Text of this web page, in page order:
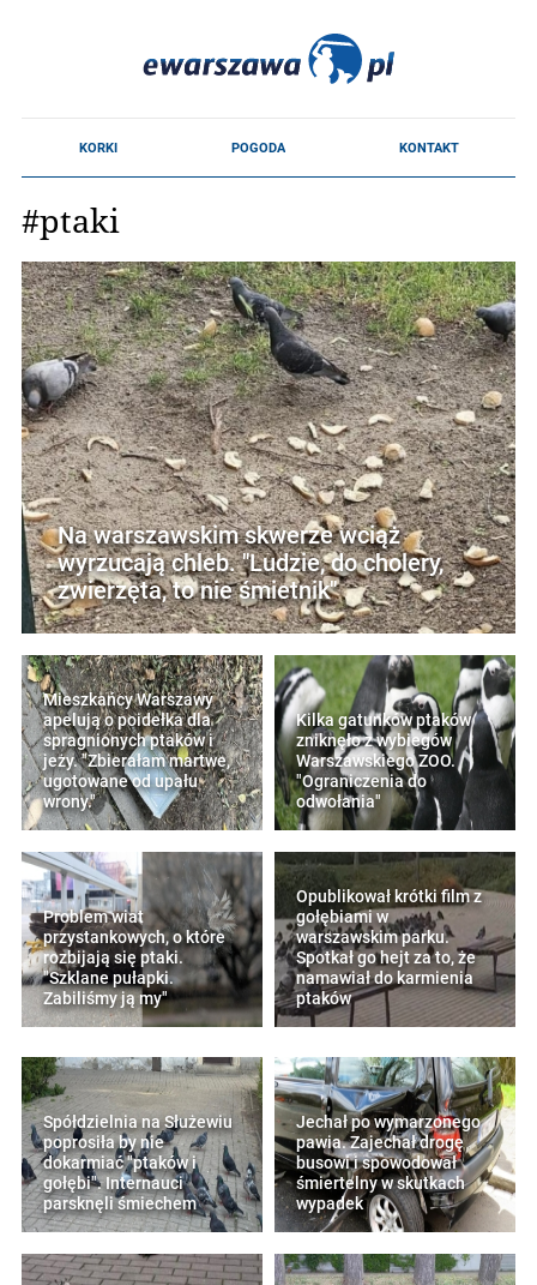
#ptaki
Na warszawskim skwerze wciąż
wyrzucają chleb. "Ludzie, do cholery,
zwierzęta, to nie śmietnik"
Mieszkańcy Warszawy
apelują o poidełka dla
spragnionych ptaków i
jeży. "Zbierałam martwe,
ugotowane od upału
wrony."
Kilka gatunków ptaków
zniknęło z wybiegów
Warszawskiego ZOO.
"Ograniczenia do
odwołania"
Problem wiat
przystankowych, o które
rozbijają się ptaki.
"Szklane pułapki.
Zabiliśmy ją my"
Opublikował krótki film z
gołębiami w
warszawskim parku.
Spotkał go hejt za to, że
namawiał do karmienia
ptaków
Spółdzielnia na Służewiu
poprosiła by nie
dokarmiać "ptaków i
gołębi". Internauci
parsknęli śmiechem
Jechał po wymarzonego
pawia. Zajechał drogę
busowi i spowodował
śmiertelny w skutkach
wypadek